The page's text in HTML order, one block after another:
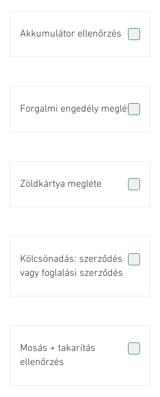
Akkumulátor ellenőrzés
Forgalmi engedély megléte
Zöldkártya megléte
Kölcsönadás: szerződés
vagy foglalási szerződés
Mosás + takarítás
ellenőrzés